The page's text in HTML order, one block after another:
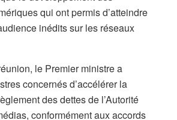
qui ont permis d’atteindre
inédits sur les réseaux
le Premier ministre a
concernés d’accélérer la
des dettes de l’Autorité
conformément aux accords